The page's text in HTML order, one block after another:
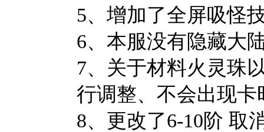
5、增加了全屏吸怪
6、本服没有隐藏大
7、关于材料火灵珠
行调整、不会出现
8、更改了6-10阶 取